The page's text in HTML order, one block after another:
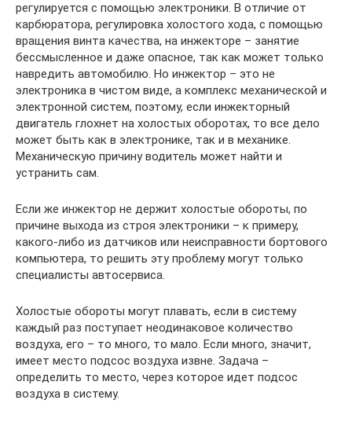
регулируется с помощью электроники. В отличие от
карбюратора, регулировка холостого хода, с помощью
вращения винта качества, на инжекторе – занятие
бессмысленное и даже опасное, так как может только
навредить автомобилю. Но инжектор – это не
электроника в чистом виде, а комплекс механической и
электронной систем, поэтому, если инжекторный
двигатель глохнет на холостых оборотах, то все дело
может быть как в электронике, так и в механике.
Механическую причину водитель может найти и
устранить сам.
Если же инжектор не держит холостые обороты, по
причине выхода из строя электроники – к примеру,
какого-либо из датчиков или неисправности бортового
компьютера, то решить эту проблему могут только
специалисты автосервиса.
Холостые обороты могут плавать, если в систему
каждый раз поступает неодинаковое количество
воздуха, его – то много, то мало. Если много, значит,
имеет место подсос воздуха извне. Задача –
определить то место, через которое идет подсос
воздуха в систему.